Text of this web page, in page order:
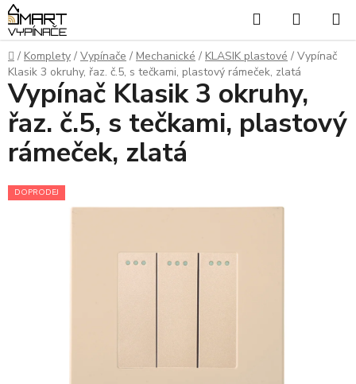
Přejít
na
obsah
Hledat
KOŠÍK
Domů
/ Komplety / Vypínače / Mechanické / KLASIK plastové / Vypínač
Klasik 3 okruhy, řaz. č.5, s tečkami, plastový rámeček, zlatá
Vypínač Klasik 3 okruhy,
řaz. č.5, s tečkami, plastový
rámeček, zlatá
DOPRODEJ